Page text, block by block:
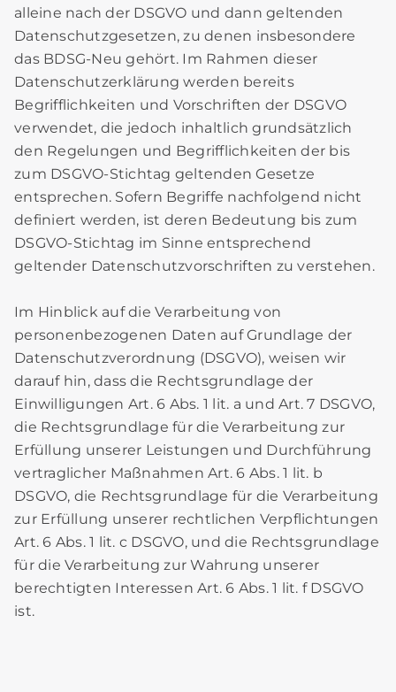
alleine nach der DSGVO und dann geltenden
Datenschutzgesetzen, zu denen insbesondere
das BDSG-Neu gehört. Im Rahmen dieser
Datenschutzerklärung werden bereits
Begrifflichkeiten und Vorschriften der DSGVO
verwendet, die jedoch inhaltlich grundsätzlich
den Regelungen und Begrifflichkeiten der bis
zum DSGVO-Stichtag geltenden Gesetze
entsprechen. Sofern Begriffe nachfolgend nicht
definiert werden, ist deren Bedeutung bis zum
DSGVO-Stichtag im Sinne entsprechend
geltender Datenschutzvorschriften zu verstehen.
Im Hinblick auf die Verarbeitung von
personenbezogenen Daten auf Grundlage der
Datenschutzverordnung (DSGVO), weisen wir
darauf hin, dass die Rechtsgrundlage der
Einwilligungen Art. 6 Abs. 1 lit. a und Art. 7 DSGVO,
die Rechtsgrundlage für die Verarbeitung zur
Erfüllung unserer Leistungen und Durchführung
vertraglicher Maßnahmen Art. 6 Abs. 1 lit. b
DSGVO, die Rechtsgrundlage für die Verarbeitung
zur Erfüllung unserer rechtlichen Verpflichtungen
Art. 6 Abs. 1 lit. c DSGVO, und die Rechtsgrundlage
für die Verarbeitung zur Wahrung unserer
berechtigten Interessen Art. 6 Abs. 1 lit. f DSGVO
ist.